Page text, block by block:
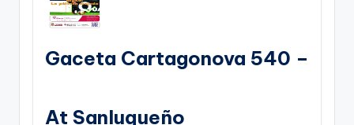
Gaceta Cartagonova 540 –
At Sanluqueño